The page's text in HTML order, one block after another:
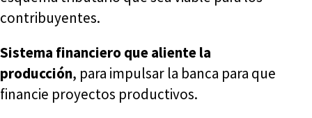
contribuyentes.
Sistema financiero que aliente la
producción, para impulsar la banca para que
financie proyectos productivos.